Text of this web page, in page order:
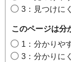
3：見つけに
このページは分
1：分かりや
3：分かりに